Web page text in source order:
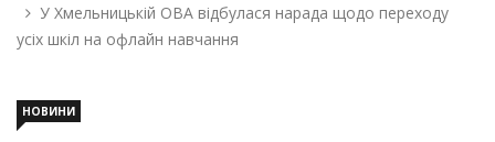
У Хмельницькій ОВА відбулася нарада щодо переходу
усіх шкіл на офлайн навчання
НОВИНИ